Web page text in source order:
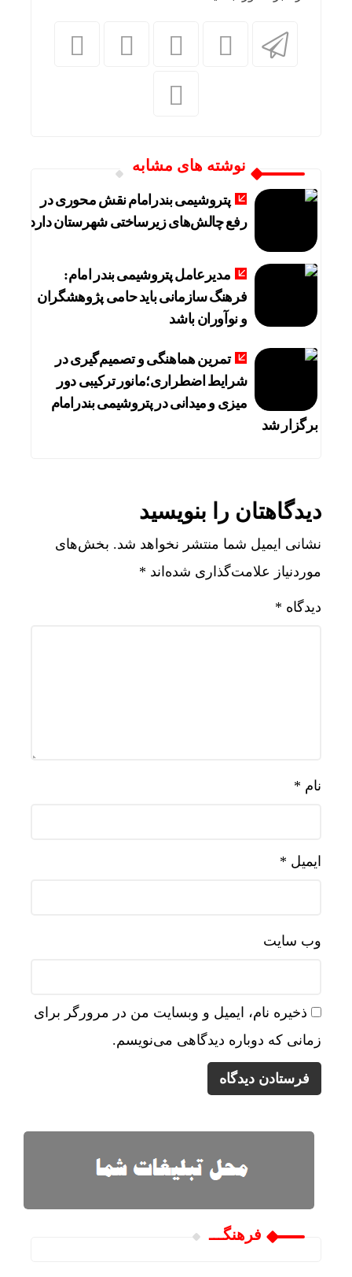
نوشته های مشابه
پتروشیمی بندرامام نقش محوری در
رفع چالش‌های زیرساختی شهرستان دارد
مدیرعامل پتروشیمی بندر امام:
فرهنگ سازمانی باید حامی پژوهشگران
و نوآوران باشد
تمرین هماهنگی و تصمیم‌گیری در
شرایط اضطراری؛مانور ترکیبی دور
میزی و میدانی در پتروشیمی بندرامام
برگزار شد
دیدگاهتان را بنویسید
نشانی ایمیل شما منتشر نخواهد شد. بخش‌های
موردنیاز علامت‌گذاری شده‌اند *
دیدگاه *
نام *
ایمیل *
وب‌ سایت
ذخیره نام، ایمیل و وبسایت من در مرورگر برای
زمانی که دوباره دیدگاهی می‌نویسم.
فرهنگـــ